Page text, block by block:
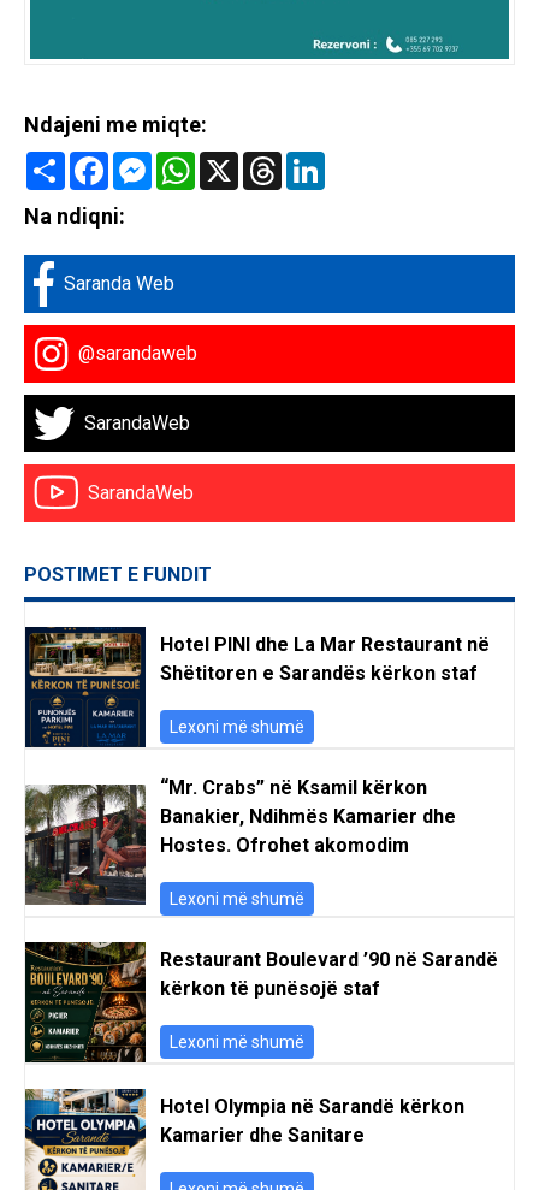
Ndajeni me miqte:
Share FacebookMessenger
WhatsApp
X Threads
Na ndiqni:
Saranda Web
@sarandaweb
SarandaWeb
SarandaWeb
POSTIMET E FUNDIT
Hotel PINI dhe La Mar Restaurant në
Shëtitoren e Sarandës kërkon staf
Lexoni më shumë
“Mr. Crabs” në Ksamil kërkon
Banakier, Ndihmës Kamarier dhe
Hostes. Ofrohet akomodim
Lexoni më shumë
Restaurant Boulevard ’90 në Sarandë
kërkon të punësojë staf
Lexoni më shumë
Hotel Olympia në Sarandë kërkon
Kamarier dhe Sanitare